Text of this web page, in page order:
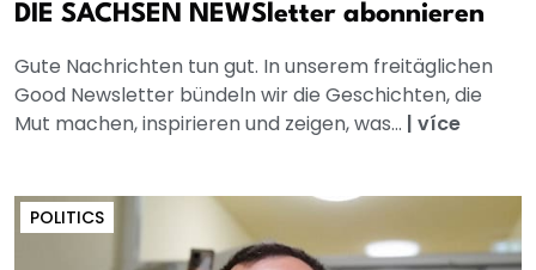
DIE SACHSEN NEWSletter abonnieren
Gute Nachrichten tun gut. In unserem freitäglichen
Good Newsletter bündeln wir die Geschichten, die
Mut machen, inspirieren und zeigen, was... | více
POLITICS